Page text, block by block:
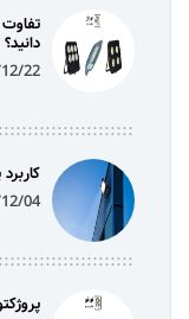
دانید؟
10:00
09:00